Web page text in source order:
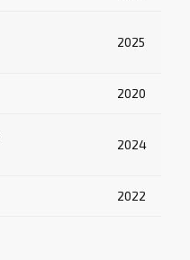
2025
2020
2024
2022